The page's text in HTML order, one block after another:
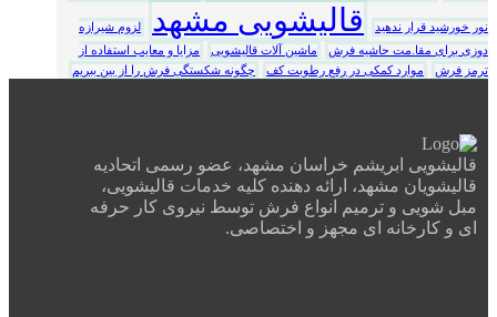
نور خورشید قرار ندهید قالیشویی مشهد
لزوم شیرازه
دوزی برای مقا.مت حاشیه فرش
ماشین آلات قالیشویی
مزایا و معایب استفاده از
ترمز فرش
موارد کمکی در رفع رطوبت کف چگونه شکستگی فرش را از بین ببریم
قالیشویی ابریشم خراسان مشهد، عضو رسمی اتحادیه
قالیشویان مشهد، ارائه دهنده کلیه خدمات قالیشویی،
مبل شویی و ترمیم انواع فرش توسط نیروی کار حرفه
ای و کارخانه ای مجهز و اختصاصی.